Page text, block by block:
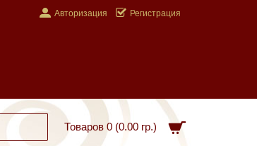
Авторизация Регистрация
Товаров 0 (0.00 гр.)